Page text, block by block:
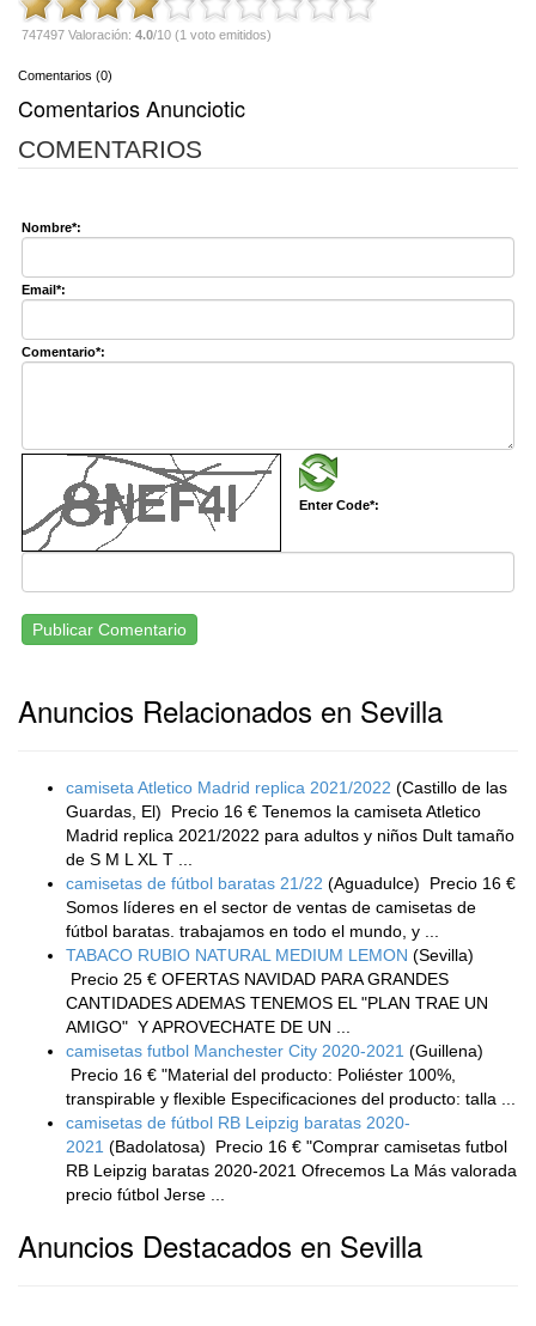
747497 Valoración: 4.0/10 (1 voto emitidos)
Comentarios (0)
Comentarios Anunciotic
COMENTARIOS
Nombre*:
Email*:
Comentario*:
Enter Code*:
Publicar Comentario
Anuncios Relacionados en Sevilla
camiseta Atletico Madrid replica 2021/2022 (Castillo de las
Guardas, El)
Precio 16 € Tenemos la camiseta Atletico
Madrid replica 2021/2022 para adultos y niños Dult tamaño
de S M L XL T ...
camisetas de fútbol baratas 21/22 (Aguadulce)
Precio 16 €
Somos líderes en el sector de ventas de camisetas de
fútbol baratas. trabajamos en todo el mundo, y ...
TABACO RUBIO NATURAL MEDIUM LEMON (Sevilla)
Precio 25 € OFERTAS NAVIDAD PARA GRANDES
CANTIDADES ADEMAS TENEMOS EL "PLAN TRAE UN
AMIGO" Y APROVECHATE DE UN ...
camisetas futbol Manchester City 2020-2021 (Guillena)
Precio 16 € "Material del producto: Poliéster 100%,
transpirable y flexible Especificaciones del producto: talla ...
camisetas de fútbol RB Leipzig baratas 2020-
2021 (Badolatosa)
Precio 16 € "Comprar camisetas futbol
RB Leipzig baratas 2020-2021 Ofrecemos La Más valorada
precio fútbol Jerse ...
Anuncios Destacados en Sevilla